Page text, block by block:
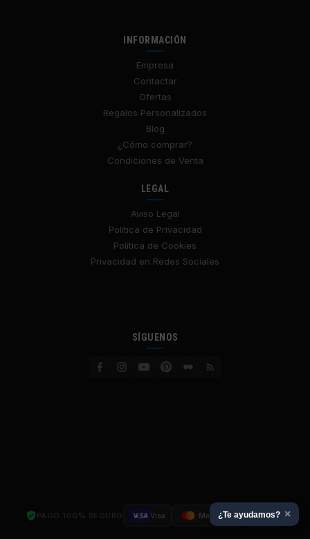
INFORMACIÓN
Empresa
Contactar
Ofertas
Regalos Personalizados
Blog
¿Cómo comprar?
Condiciones de Venta
LEGAL
Aviso Legal
Política de Privacidad
Política de Cookies
Privacidad en Redes Sociales
SÍGUENOS
PAGO 100% SEGURO Visa Mastercard SSL
¿Te ayudamos? ×